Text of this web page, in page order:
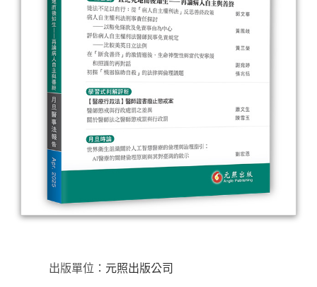
出版單位： 元照出版公司